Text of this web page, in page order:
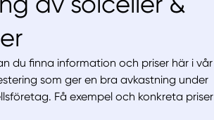
du finna information och priser här i vår
som ger en bra avkastning under
Få exempel och konkreta priser